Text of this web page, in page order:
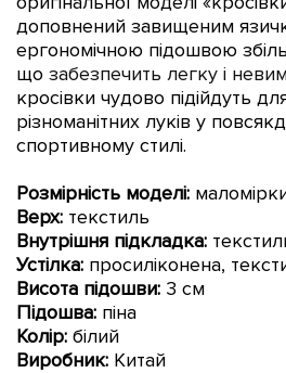
доповнений завищеним
ергономічною підошвою
що забезпечить легку і
кросівки чудово підійдуть
різноманітних луків у
спортивному стилі.
Розмірність моделі:
Верх: текстиль
Внутрішня підкладка:
Устілка: просиліконена,
Висота підошви: 3 см
Підошва: піна
Колір: білий
Виробник: Китай